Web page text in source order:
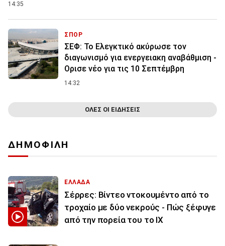
14:35
ΣΠΟΡ
ΣΕΦ: Το Ελεγκτικό ακύρωσε τον
διαγωνισμό για ενεργειακη αναβάθμιση -
Ορισε νέο για τις 10 Σεπτέμβρη
14:32
ΟΛΕΣ ΟΙ ΕΙΔΗΣΕΙΣ
ΔΗΜΟΦΙΛΗ
ΕΛΛΑΔΑ
Σέρρες: Βίντεο ντοκουμέντο από το
τροχαίο με δύο νεκρούς - Πώς ξέφυγε
από την πορεία του το ΙΧ